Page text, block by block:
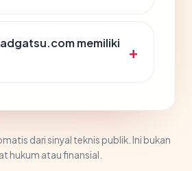
memiliki
dari sinyal teknis publik. Ini bukan
hukum atau finansial.